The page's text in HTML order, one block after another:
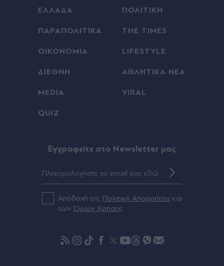
προδοσία - "Θέλει να ωθήσει όλη την Ευρώπη σε
Europa League: Η ΤΣΣΚΑ Σόφιας επιβλήθηκε 3-
γκολ ο Παυλίδης στην εξάρα της Μπενφίκα
Τραμπ: Σχέδιο για κατάργηση της υπηκοότητας
Ανδρομάχη: Ποζάρει μέσα στη θάλασσα με
πολύχρωμο μπικίνι ασορτί μπολερό - "Μπανάκι"
από 30.000 οπαδοί αποθέωσαν τον Αιγύπτιο
στην παρουσίασή του! (Εικόνες & βίντεο)
ΕΛΛΑΔΑ ΠΟΛΙΤΙΚΗ
ΠΑΡΑΠΟΛΙΤΙΚΑ THE TIMES
ΟΙΚΟΝΟΜΙΑ LIFESTYLE
ΔΙΕΘΝΗ ΑΘΛΗΤΙΚΑ ΝΕΑ
MEDIA VIRAL
QUIZ
Eγγραφείτε στο Newsletter μας
Αποδοχή της Πολιτική Απορρήτου και
τωνΌρων Χρήσης